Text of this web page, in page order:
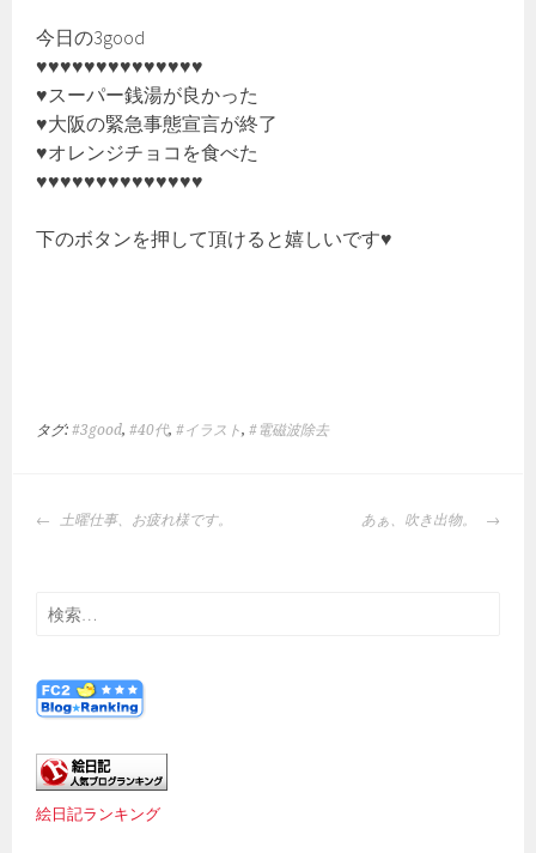
今日の3good
♥♥♥♥♥♥♥♥♥♥♥♥♥♥
♥スーパー銭湯が良かった
♥大阪の緊急事態宣言が終了
♥オレンジチョコを食べた
♥♥♥♥♥♥♥♥♥♥♥♥♥♥
下のボタンを押して頂けると嬉しいです♥
タグ:#3good,#40代,#イラスト,#電磁波除去
投
ビ
ゲ
シ
ョ
ン
土曜仕事、お疲れ様です。 あぁ、吹き出物。
検
絵日記ランキング